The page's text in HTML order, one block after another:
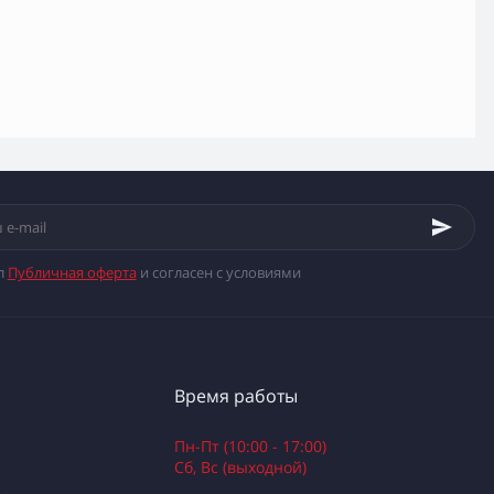
Публичная офертаи согласен с условиями
Время работы
Пн-Пт (10:00 - 17:00)
Сб, Вс (выходной)